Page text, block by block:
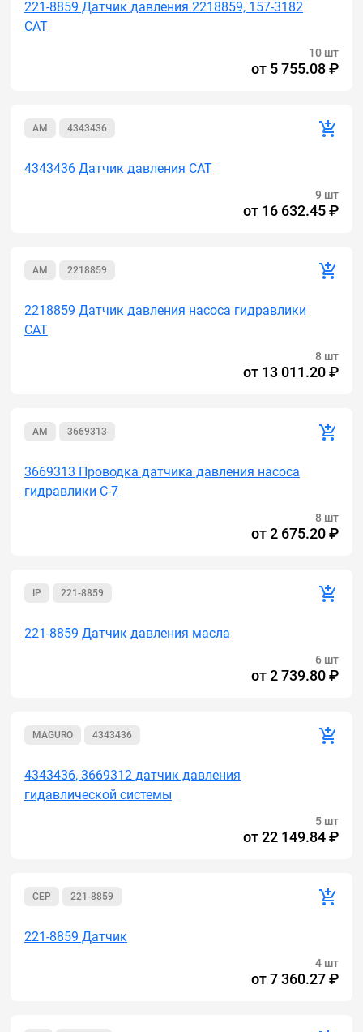
221-8859 Датчик давления 2218859, 157-3182
CAT
10 шт
от 5 755.08 ₽
AM 4343436
4343436 Датчик давления CAT
9 шт
от 16 632.45 ₽
AM 2218859
2218859 Датчик давления насоса гидравлики
CAT
8 шт
от 13 011.20 ₽
AM 3669313
3669313 Проводка датчика давления насоса
гидравлики C-7
8 шт
от2 675.20 ₽
IP 221-8859
221-8859 Датчик давления масла
6 шт
от2 739.80 ₽
MAGURO 4343436
4343436, 3669312 датчик давления
гидавлической системы
5 шт
от22 149.84 ₽
CEP 221-8859
221-8859 Датчик
4 шт
от7 360.27 ₽